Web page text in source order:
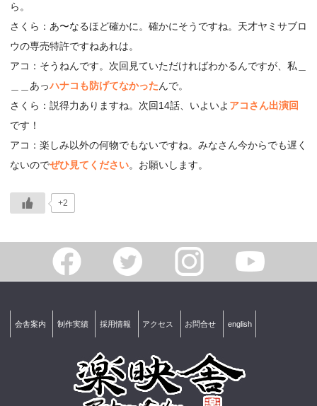
ら。
さくら：あ〜なるほど確かに。確かにそうですね。天才ヤミサブロ
ウの専売特許ですねあれは。
アコ：そうねんです。次回見ていただければわかるんですが、私＿
＿＿あっハナコも防げてなかったんで。
さくら：説得力ありますね。次回14話、いよいよ アコさん出演回
です！
アコ：楽しみ以外の何物でもないですね。みなさん今からでも遅く
ないのでぜひ見てください。お願いします。
+2
会舎案内 制作実績 採用情報 アクセス お問合せ english